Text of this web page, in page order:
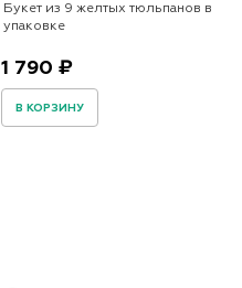
Букет из 9 желтых тюльпанов в
упаковке
1 790 ₽
В КОРЗИНУ